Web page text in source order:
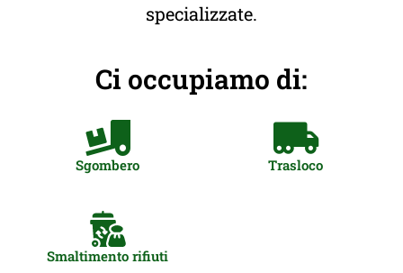
specializzate.
Ci occupiamo di:
Sgombero Trasloco
Smaltimento rifiuti